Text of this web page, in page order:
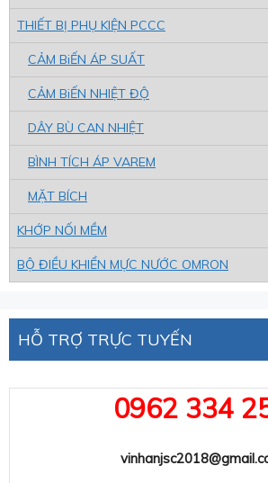
THIẾT BỊ PHỤ KIỆN PCCC
CẢM BiẾN ÁP SUẤT
CẢM BiẾN NHIỆT ĐỘ
DÂY BÙ CAN NHIỆT
BÌNH TÍCH ÁP VAREM
MẶT BÍCH
KHỚP NỐI MỀM
BỘ ĐIỀU KHIỂN MỰC NƯỚC OMRON
HỖ TRỢ TRỰC TUYẾN
0962 334